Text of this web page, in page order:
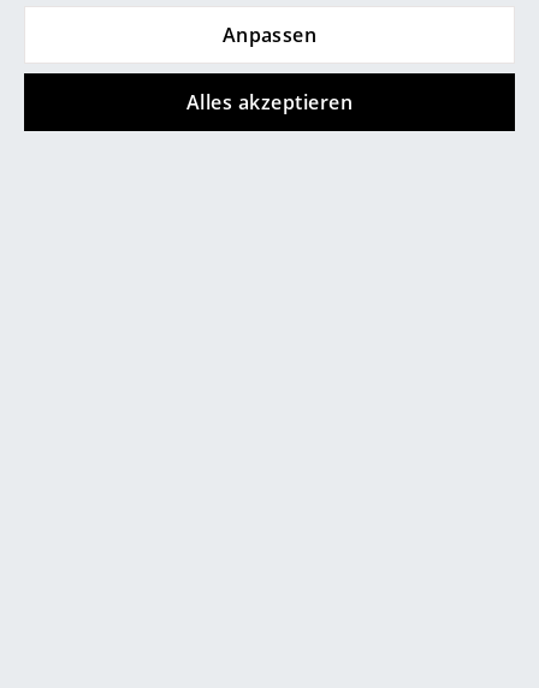
Anpassen
Alles akzeptieren
Uhren
Ulmer Hocker
Mehr als 3 x sofort
lieferbar, Lieferzeit 1-2
Werktage (Lieferland
Occasional Table LTR
ab 295,00 €
Sofort lieferbar